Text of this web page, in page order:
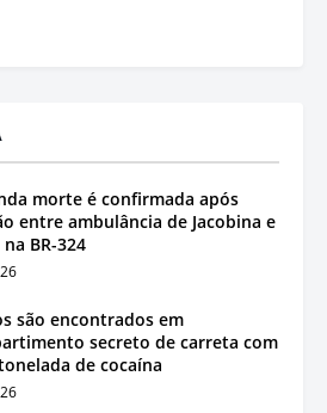
morte é confirmada após
entre ambulância de Jacobina e
BR-324
são encontrados em
secreto de carreta com
de cocaína